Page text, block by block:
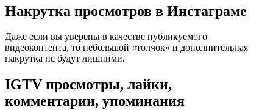
Накрутка просмотров в Инстаграме
Даже если вы уверены в качестве публикуемого
видеоконтента, то небольшой «толчок» и дополнительная
накрутка не будут лишними.
IGTV просмотры, лайки,
комментарии, упоминания